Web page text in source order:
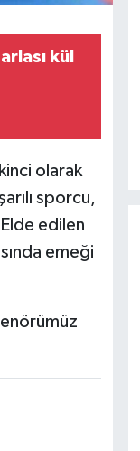
kül
olarak
sporcu,
edilen
emeği